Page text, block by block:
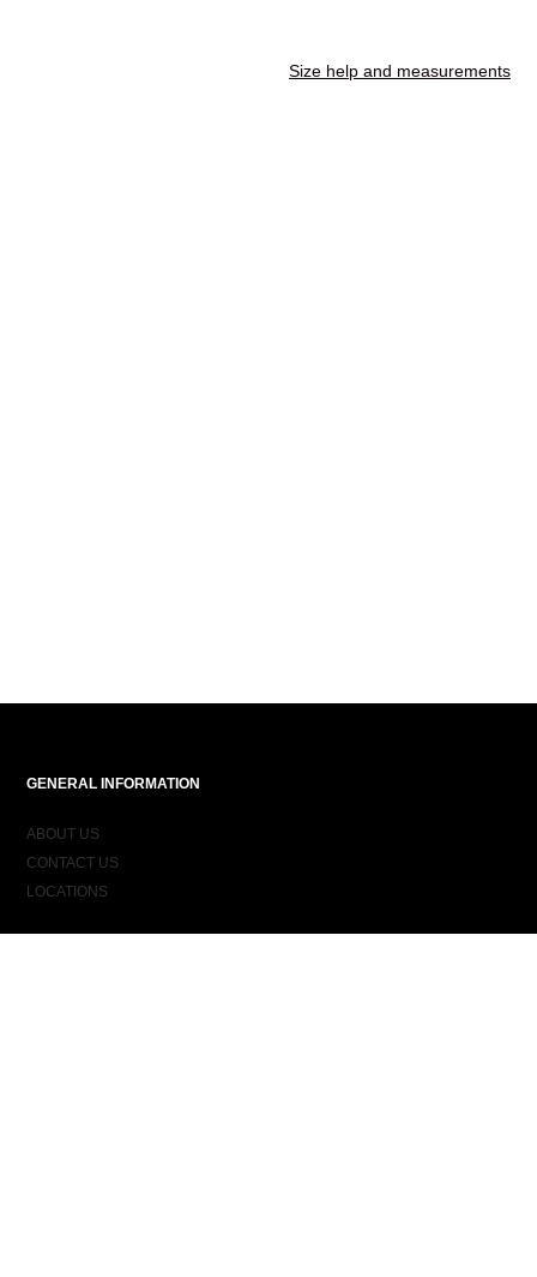
Size help and measurements
GENERAL INFORMATION
ABOUT US
CONTACT US
LOCATIONS